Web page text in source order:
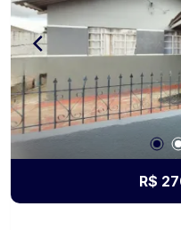
R$